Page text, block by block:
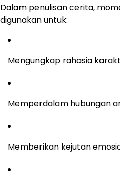
Dalam penulisan cerita,
digunakan untuk:
Mengungkap rahasia
Memperdalam hubungan
Memberikan kejutan